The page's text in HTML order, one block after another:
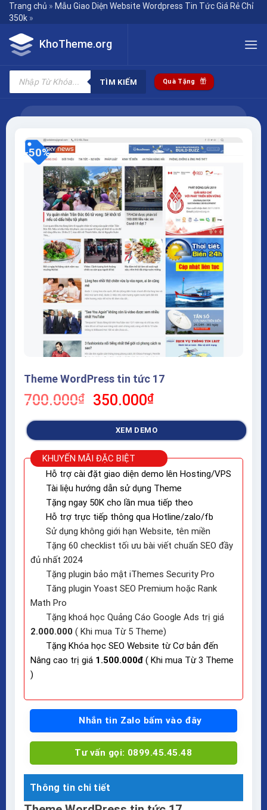
Skip
content
Trang chủ » Mẫu Giao Diện Website Wordpress Tin Tức Giá Rẻ Chỉ
350k »
KhoTheme.org
Tìm
kiếm
phẩm
TÌM KIẾM Quà Tặng
-50%
Theme WordPress tin tức 17
700.000₫
Giá
700.000₫.
350.000₫Giá
tại
là:
350.000₫.
XEM DEMO
KHUYẾN MÃI ĐẶC BIỆT
Hỗ trợ cài đặt giao diện demo lên Hosting/VPS
Tài liệu hướng dẫn sử dụng Theme
Tặng ngay 50K cho lần mua tiếp theo
Hỗ trợ trực tiếp thông qua Hotline/zalo/fb
Sử dụng không giới hạn Website, tên miền
Tặng 60 checklist tối ưu bài viết chuẩn SEO đầy
đủ nhất 2024
Tặng plugin bảo mật iThemes Security Pro
Tăng plugin Yoast SEO Premium hoặc Rank
Math Pro
Tặng khoá học Quảng Cáo Google Ads trị giá
2.000.000 ( Khi mua Từ 5 Theme)
Tặng Khóa học SEO Website từ Cơ bản đến
Nâng cao trị giá 1.500.000đ ( Khi mua Từ 3 Theme
)
Nhắn tin Zalo bấm vào đây
Tư vấn gọi: 0899.45.45.48
Thông tin chi tiết